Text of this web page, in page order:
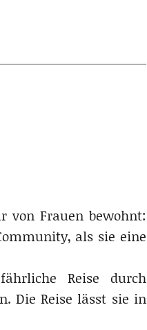
von Frauen bewohnt:
als sie eine
Reise durch
Die Reise lässt sie in